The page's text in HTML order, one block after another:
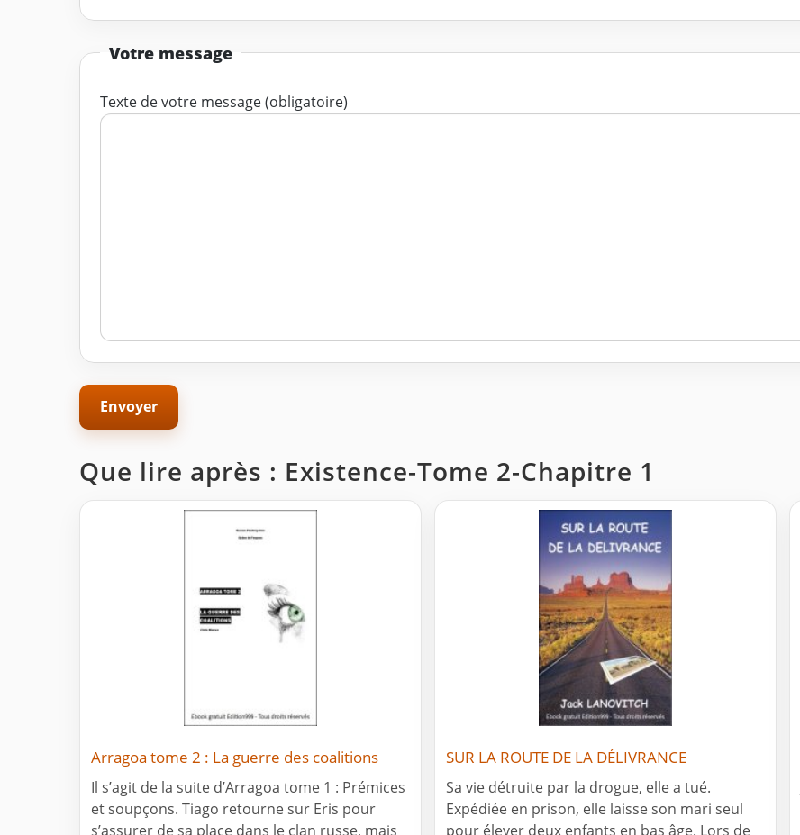
Votre message
Texte de votre message (obligatoire)
Que lire après : Existence-Tome 2-Chapitre 1
Arragoa tome 2 : La guerre des coalitions
Il s’agit de la suite d’Arragoa tome 1 : Prémices
et soupçons. Tiago retourne sur Eris pour
s’assurer de sa place dans le clan russe, mais
SUR LA ROUTE DE LA DÉLIVRANCE
Sa vie détruite par la drogue, elle a tué.
Expédiée en prison, elle laisse son mari seul
pour élever deux enfants en bas âge. Lors de